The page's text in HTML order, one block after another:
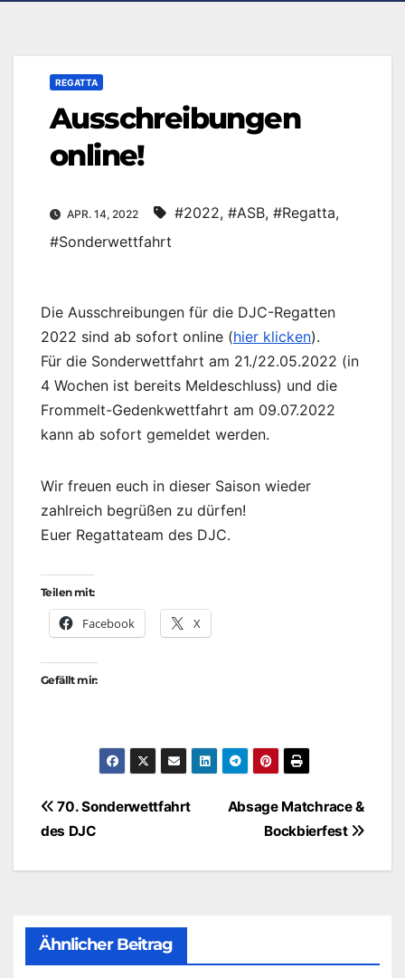
REGATTA
Ausschreibungen
online!
APR. 14, 2022 #2022, #ASB, #Regatta,
#Sonderwettfahrt
Die Ausschreibungen für die DJC-Regatten
2022 sind ab sofort online (hier klicken).
Für die Sonderwettfahrt am 21./22.05.2022 (in
4 Wochen ist bereits Meldeschluss) und die
Frommelt-Gedenkwettfahrt am 09.07.2022
kann ab sofort gemeldet werden.
Wir freuen euch in dieser Saison wieder
zahlreich begrüßen zu dürfen!
Euer Regattateam des DJC.
Teilen mit:
Facebook X
Gefällt mir:
Beitragsnavigation
Absage Matchrace &
Bockbierfest
70. Sonderwettfahrt
des DJC
Ähnlicher Beitrag